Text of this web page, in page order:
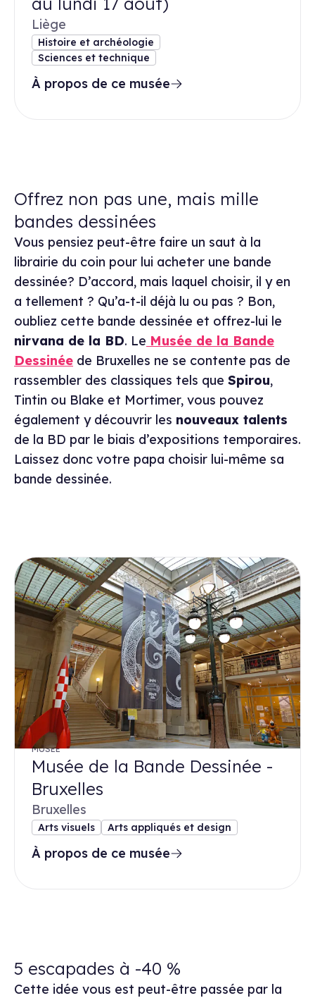
Liège
Histoire et archéologie
Sciences et technique
À propos de ce musée
Offrez non pas une, mais mille
bandes dessinées
Vous pensiez peut-être faire un saut à la
librairie du coin pour lui acheter une bande
dessinée? D’accord, mais laquel choisir, il y en
a tellement ? Qu’a-t-il déjà lu ou pas ? Bon,
oubliez cette bande dessinée et offrez-lui le
nirvana de la BD. Le Musée de la Bande
Dessinée de Bruxelles ne se contente pas de
rassembler des classiques tels que Spirou,
Tintin ou Blake et Mortimer, vous pouvez
également y découvrir les nouveaux talents
de la BD par le biais d’expositions temporaires.
Laissez donc votre papa choisir lui-même sa
bande dessinée.
MUSÉE
Musée de la Bande Dessinée -
Bruxelles
Bruxelles
Arts visuels Arts appliqués et design
À propos de ce musée
5 escapades à -40 %
Cette idée vous est peut-être passée par la